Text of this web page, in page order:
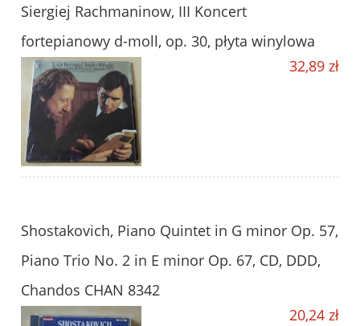
Siergiej Rachmaninow, III Koncert
fortepianowy d-moll, op. 30, płyta winylowa
32,89 zł
Shostakovich, Piano Quintet in G minor Op. 57,
Piano Trio No. 2 in E minor Op. 67, CD, DDD,
Chandos CHAN 8342
20,24 zł